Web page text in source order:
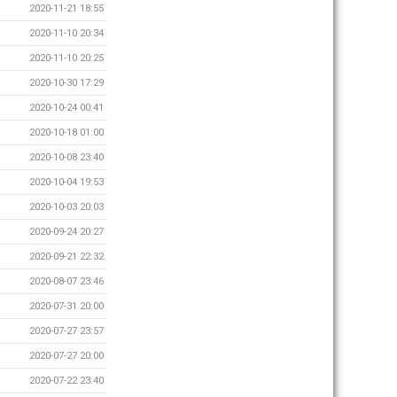
2020-11-21 18:55
2020-11-10 20:34
2020-11-10 20:25
2020-10-30 17:29
2020-10-24 00:41
2020-10-18 01:00
2020-10-08 23:40
2020-10-04 19:53
2020-10-03 20:03
2020-09-24 20:27
2020-09-21 22:32
2020-08-07 23:46
2020-07-31 20:00
2020-07-27 23:57
2020-07-27 20:00
2020-07-22 23:40